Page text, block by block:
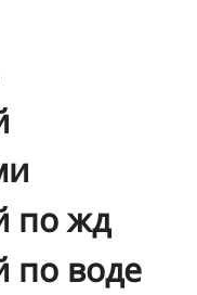
по жд
по воде